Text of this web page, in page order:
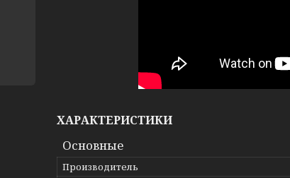
ХАРАКТЕРИСТИКИ
Основные
Производитель